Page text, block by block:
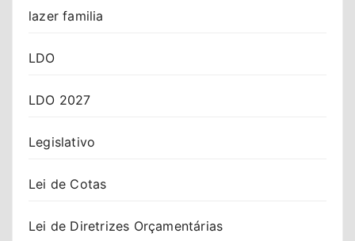
lazer familia
LDO
LDO 2027
Legislativo
Lei de Cotas
Lei de Diretrizes Orçamentárias